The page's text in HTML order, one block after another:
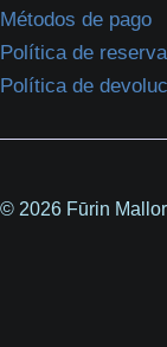
Métodos de pago
Política de
Política de
© 2026 Fūrin